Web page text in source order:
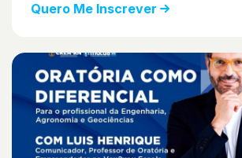
Quero Me Inscrever